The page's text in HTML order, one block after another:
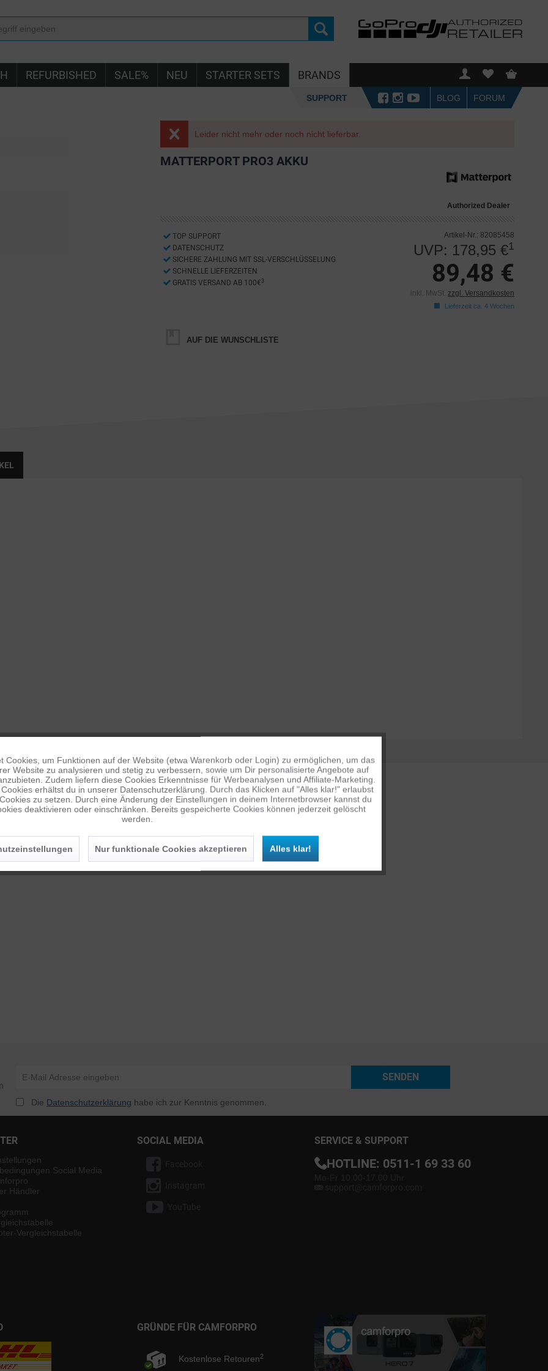
REFURBISHED SALE% NEU STARTER SETS BRANDS
SUPPORT BLOG FORUM
Leider nicht mehr oder noch nicht lieferbar.
MATTERPORT PRO3 AKKU
Authorized Dealer
TOP SUPPORT
DATENSCHUTZ
SICHERE ZAHLUNG MIT SSL-VERSCHLÜSSELUNG
SCHNELLE LIEFERZEITEN
GRATIS VERSAND AB 100€ 3
Artikel-Nr.: 82085458
UVP: 178,95 €1
89,48 €
inkl. MwSt.zzgl. Versandkosten
Lieferzeit ca. 4 Wochen
AUF DIE WUNSCHLISTE
SENDEN
Die Datenschutzerklärung habe ich zur Kenntnis genommen.
Social Media
Händler
Vergleichstabelle
SOCIAL MEDIA SERVICE & SUPPORT
HOTLINE: 0511-1 69 33 60
GRÜNDE FÜR CAMFORPRO
Kostenlose Retouren2
Aktiv
Inaktiv
Inaktiv
Cookies, um Funktionen auf der Website (etwa Warenkorb oder Login) zu ermöglichen, um das
Website zu analysieren und stetig zu verbessern, sowie um Dir personalisierte Angebote auf
Zudem liefern diese Cookies Erkenntnisse für Werbeanalysen und Affiliate-Marketing.
erhältst du in unserer Datenschutzerklärung. Durch das Klicken auf "Alles klar!" erlaubst
zu setzen. Durch eine Änderung der Einstellungen in deinem Internetbrowser kannst du
deaktivieren oder einschränken. Bereits gespeicherte Cookies können jederzeit gelöscht
werden.
Nur funktionale Cookies akzeptieren Alles klar!